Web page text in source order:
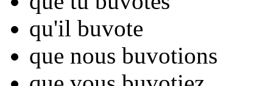
qu'il buvote
que nous buvotions